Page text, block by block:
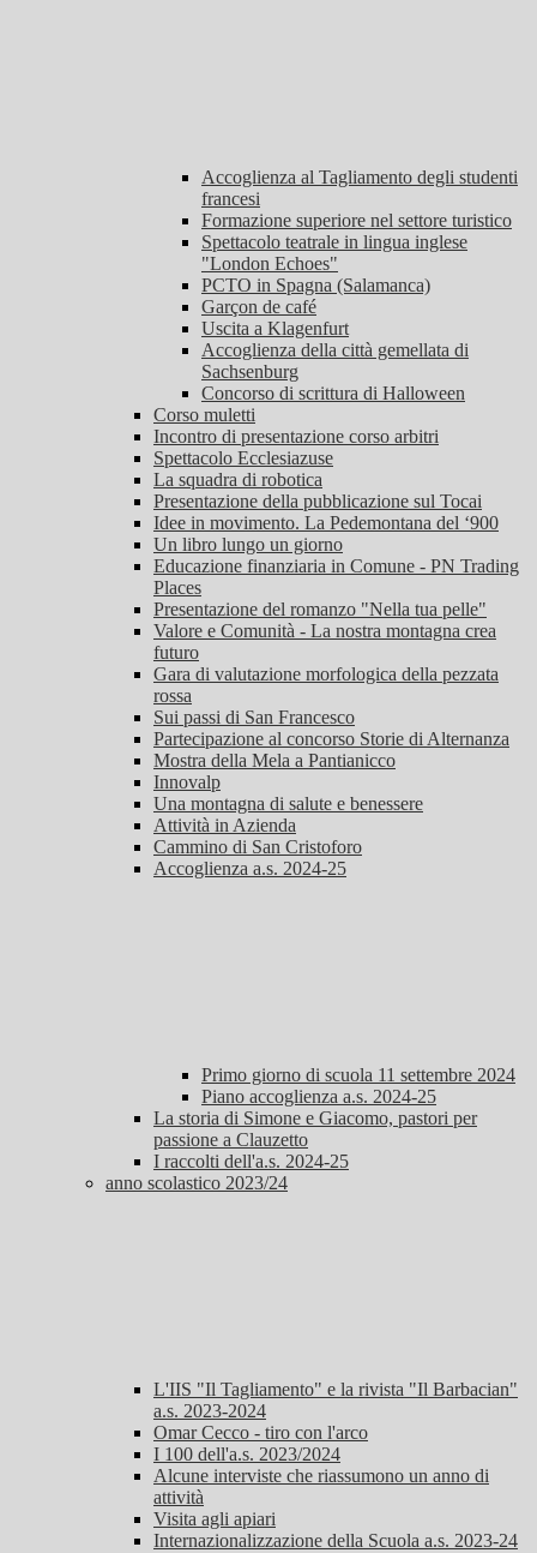
Accoglienza al Tagliamento degli studenti
francesi
Formazione superiore nel settore turistico
Spettacolo teatrale in lingua inglese
"London Echoes"
PCTO in Spagna (Salamanca)
Garçon de café
Uscita a Klagenfurt
Accoglienza della città gemellata di
Sachsenburg
Concorso di scrittura di Halloween
Corso muletti
Incontro di presentazione corso arbitri
Spettacolo Ecclesiazuse
La squadra di robotica
Presentazione della pubblicazione sul Tocai
Idee in movimento. La Pedemontana del ‘900
Un libro lungo un giorno
Educazione finanziaria in Comune - PN Trading
Places
Presentazione del romanzo "Nella tua pelle"
Valore e Comunità - La nostra montagna crea
futuro
Gara di valutazione morfologica della pezzata
rossa
Sui passi di San Francesco
Partecipazione al concorso Storie di Alternanza
Mostra della Mela a Pantianicco
Innovalp
Una montagna di salute e benessere
Attività in Azienda
Cammino di San Cristoforo
Accoglienza a.s. 2024-25
Primo giorno di scuola 11 settembre 2024
Piano accoglienza a.s. 2024-25
La storia di Simone e Giacomo, pastori per
passione a Clauzetto
I raccolti dell'a.s. 2024-25
anno scolastico 2023/24
L'IIS "Il Tagliamento" e la rivista "Il Barbacian"
a.s. 2023-2024
Omar Cecco - tiro con l'arco
I 100 dell'a.s. 2023/2024
Alcune interviste che riassumono un anno di
attività
Visita agli apiari
Internazionalizzazione della Scuola a.s. 2023-24